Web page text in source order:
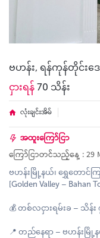
ဗဟန်း, ရန်ကုန်တိုင်းဒ
ငှားရန် 70 သိန်း
လုံးချင်းအိမ်
အထူးကြော်ငြာ
ကြော်ငြာတင်သည့်နေ့ : 29
ဗဟန်းမြို့နယ်၊ ရွှေတောင်က
[Golden Valley – Bahan
💰 တစ်လငှားရမ်းခ – သိန်း
📍 တည်နေရာ – ဗဟန်းမြို့